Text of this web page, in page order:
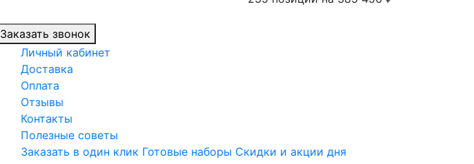
Заказать звонок
Личный кабинет
Доставка
Оплата
Отзывы
Контакты
Полезные советы
Заказать в один клик Готовые наборы Скидки и акции дня